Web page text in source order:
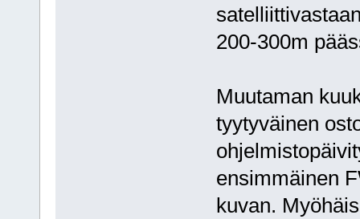
200-300m
Muutaman
tyytyväinen
ensimmäinen
kuvan.